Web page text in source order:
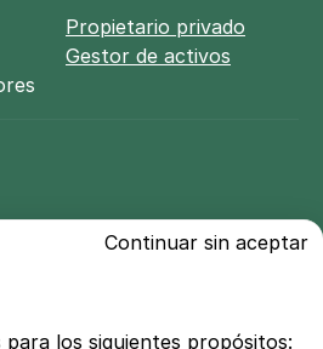
Propietario privado
Gestor de activos
Continuar sin aceptar
los siguientes propósitos: